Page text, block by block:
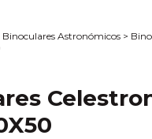
Binoculares Astronómicos >